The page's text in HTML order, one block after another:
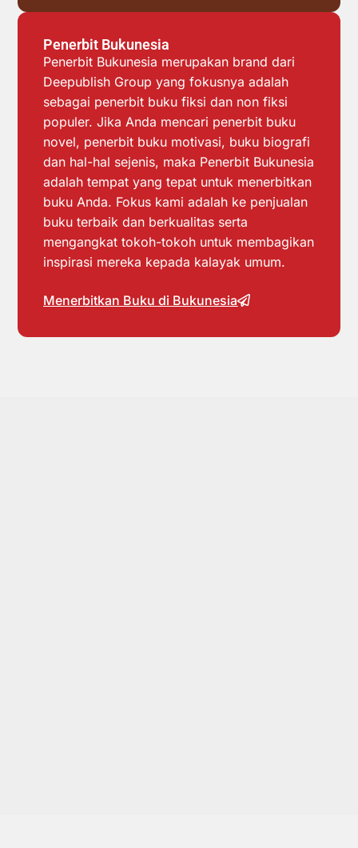
Penerbit Bukunesia
Penerbit Bukunesia merupakan brand dari
Deepublish Group yang fokusnya adalah
sebagai penerbit buku fiksi dan non fiksi
populer. Jika Anda mencari penerbit buku
novel, penerbit buku motivasi, buku biografi
dan hal-hal sejenis, maka Penerbit Bukunesia
adalah tempat yang tepat untuk menerbitkan
buku Anda. Fokus kami adalah ke penjualan
buku terbaik dan berkualitas serta
mengangkat tokoh-tokoh untuk membagikan
inspirasi mereka kepada kalayak umum.
Menerbitkan Buku di Bukunesia